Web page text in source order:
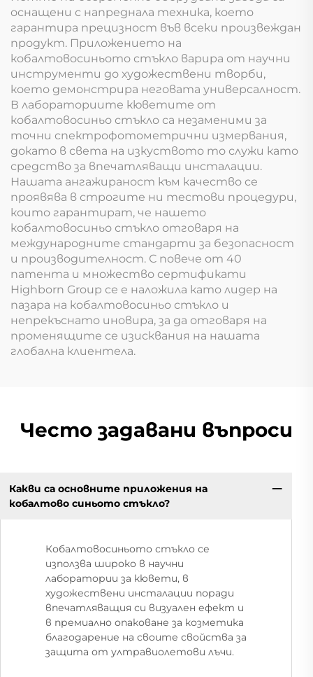
оснащени с напреднала техника, което
гарантира прецизност във всеки произвеждан
продукт. Приложението на
кобалтовосиньото стъкло варира от научни
инструменти до художествени творби,
което демонстрира неговата универсалност.
В лабораториите кюветите от
кобалтовосиньо стъкло са незаменими за
точни спектрофотометрични измервания,
докато в света на изкуството то служи като
средство за впечатляващи инсталации.
Нашата ангажираност към качество се
проявява в строгите ни тестови процедури,
които гарантират, че нашето
кобалтовосиньо стъкло отговаря на
международните стандарти за безопасност
и производителност. С повече от 40
патента и множество сертификати
Highborn Group се е наложила като лидер на
пазара на кобалтовосиньо стъкло и
непрекъснато иновира, за да отговаря на
променящите се изисквания на нашата
глобална клиентела.
Често задавани въпроси
Какви са основните приложения на
кобалтово синьото стъкло?
Кобалтовосиньото стъкло се
използва широко в научни
лаборатории за кювети, в
художествени инсталации поради
впечатляващия си визуален ефект и
в премиално опаковане за козметика
благодарение на своите свойства за
защита от ултравиолетови лъчи.